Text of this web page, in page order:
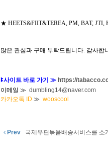
★ HEETS&FIIT&TEREA, PM, BAT, JTI,
많은 관심과 구매 부탁드립니다. 감사합
ꔪ사이트 바로 가기 ≫ https://
이메일 ≫ dumbling14@naver.com
카카오톡 ID ≫ wooscool
Prev 국제우편묶음배송서비스를 소